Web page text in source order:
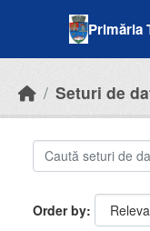
Primăria
Seturi de
Order by